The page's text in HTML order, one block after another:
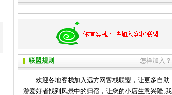
怎样加入？
联盟规则
欢迎各地客栈加入远方网客栈联盟，让更多自助
游爱好者找到风景中的归宿，让您的小店生意兴隆,我